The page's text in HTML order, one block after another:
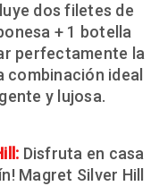
dos filetes de
+ 1 botella
perfectamente la
combinación ideal
y lujosa.
Disfruta en casa
Magret Silver Hill